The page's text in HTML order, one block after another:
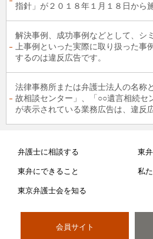
指針」が２０１８年１月１８日から
解決事例、成功事例などとして、シ
上事例といった実際に取り扱った事
するのは違反広告です。
法律事務所または弁護士法人の名称
故相談センター」、「○○遺言相続セ
が表示されている業務広告は、違反
弁護士に相談する 東
東弁にできること 私
東京弁護士会を知る
会員サイト